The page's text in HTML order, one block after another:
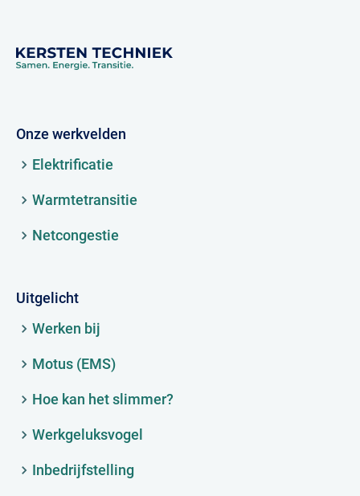
Onze werkvelden
Elektrificatie
Warmtetransitie
Netcongestie
Uitgelicht
Werken bij
Motus (EMS)
Hoe kan het slimmer?
Werkgeluksvogel
Inbedrijfstelling